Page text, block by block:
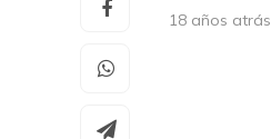
18 años atrás